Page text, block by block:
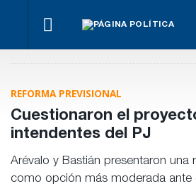
Para Bahl, la
herramientas”
gestión
pública
empleo
público y
privado
REFORMA PREVISIONAL
Cuestionaron el
intendentes del PJ
Arévalo y Bastián presentaron una
como opción más moderada ante